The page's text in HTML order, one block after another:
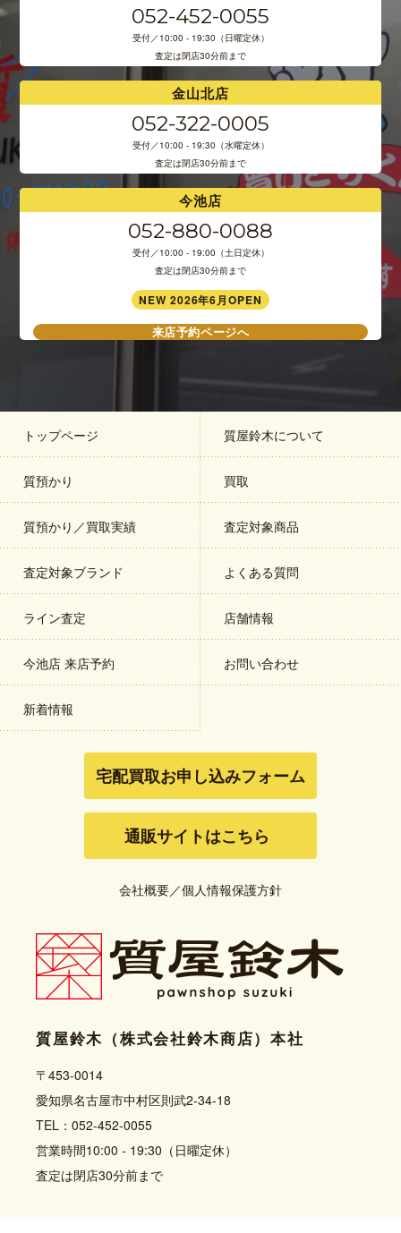
052-452-0055
受付／10:00 - 19:30（日曜定休）
査定は閉店30分前まで
金山北店
052-322-0005
受付／10:00 - 19:30（水曜定休）
査定は閉店30分前まで
今池店
052-880-0088
受付／10:00 - 19:00（土日定休）
査定は閉店30分前まで
NEW 2026年6月OPEN
来店予約ページへ
トップページ 質屋鈴木について
質預かり 買取
質預かり／買取実績 査定対象商品
査定対象ブランド よくある質問
ライン査定 店舗情報
今池店 来店予約 お問い合わせ
新着情報
宅配買取お申し込みフォーム
通販サイトはこちら
会社概要／個人情報保護方針
質屋鈴木（株式会社鈴木商店）本社
〒453-0014
愛知県名古屋市中村区則武2-34-18
TEL：052-452-0055
営業時間10:00 - 19:30（日曜定休）
査定は閉店30分前まで